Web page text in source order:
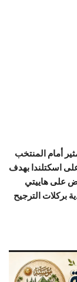
أمام المنتخب
ثميناً على اسكتلندا بهدف
على هاييتي
بركلات الترجيح